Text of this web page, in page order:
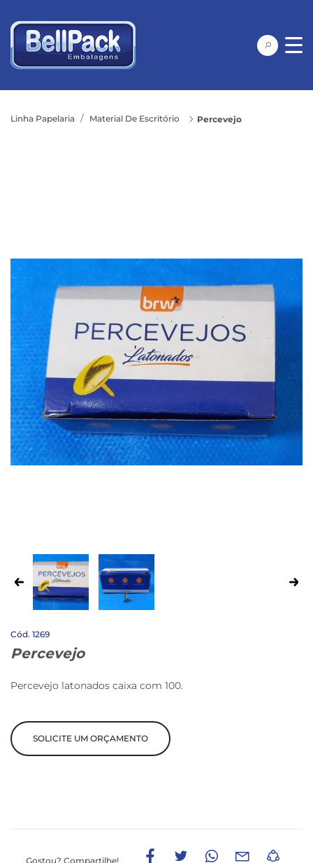
Linha Papelaria Material De Escritório Percevejo
1269
Percevejo
Percevejo latonados caixa com 100.
SOLICITE UM ORÇAMENTO
Gostou? Compartilhe!